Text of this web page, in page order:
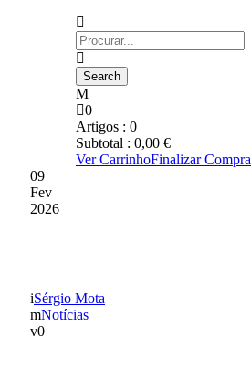
0
Artigos : 0
Subtotal : 0,00 €
Ver CarrinhoFinalizar Compra
09
Fev
2026
Sérgio Mota
Notícias
0